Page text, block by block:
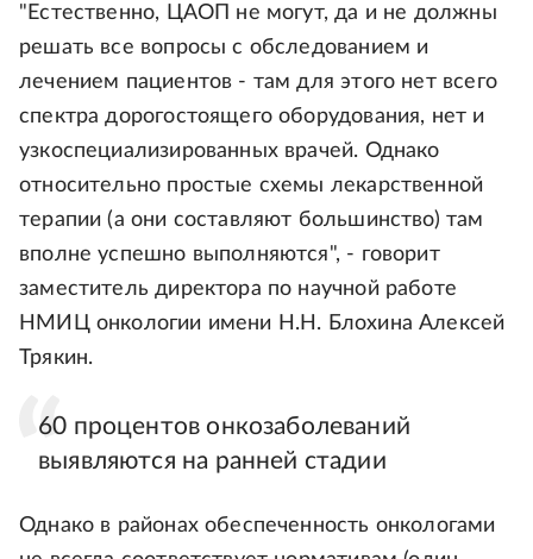
"Естественно, ЦАОП не могут, да и не должны
решать все вопросы с обследованием и
лечением пациентов - там для этого нет всего
спектра дорогостоящего оборудования, нет и
узкоспециализированных врачей. Однако
относительно простые схемы лекарственной
терапии (а они составляют большинство) там
вполне успешно выполняются", - говорит
заместитель директора по научной работе
НМИЦ онкологии имени Н.Н. Блохина Алексей
Трякин.
60 процентов онкозаболеваний
выявляются на ранней стадии
Однако в районах обеспеченность онкологами